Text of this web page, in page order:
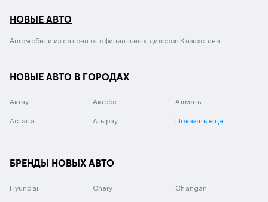
НОВЫЕ АВТО
Автомобили из салона от официальных дилеров Казахстана.
НОВЫЕ АВТО В ГОРОДАХ
Актау Актобе Алматы
Астана Атырау Показать еще
БРЕНДЫ НОВЫХ АВТО
Hyundai Chery Changan